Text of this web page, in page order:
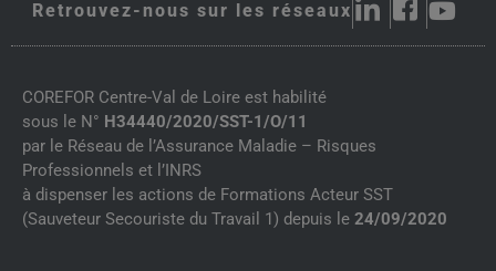
Retrouvez-nous sur les réseaux
COREFOR Centre-Val de Loire est habilité
sous le N° H34440/2020/SST-1/O/11
par le Réseau de l’Assurance Maladie – Risques
Professionnels et l’INRS
à dispenser les actions de Formations Acteur SST
(Sauveteur Secouriste du Travail 1) depuis le 24/09/2020